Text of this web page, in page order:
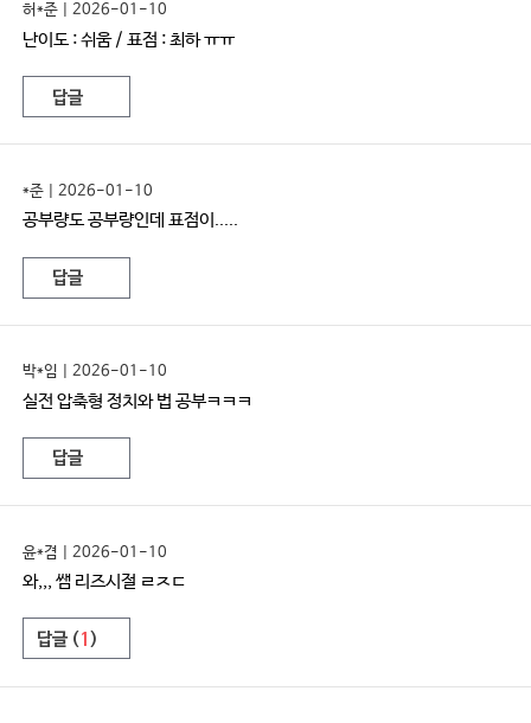
허*준 | 2026-01-10
난이도 : 쉬움 / 표점 : 최하 ㅠㅠ
답글
*준 | 2026-01-10
공부량도 공부량인데 표점이.....
답글
박*임 | 2026-01-10
실전 압축형 정치와 법 공부ㅋㅋㅋ
답글
윤*겸 | 2026-01-10
와,,, 쌤 리즈시절 ㄹㅈㄷ
답글 ( 1 )